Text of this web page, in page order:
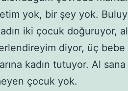
yok, bir şey yok.
iki çocuk doğuruyor,
diyor, üç bebe
kadın tutuyor. Al
çocuk yok.